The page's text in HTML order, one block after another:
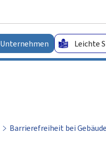
Unternehmen Leichte
Barrierefreiheit bei